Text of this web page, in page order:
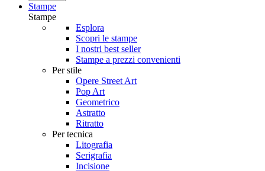
Stampe
Stampe
Esplora
Scopri le stampe
I nostri best seller
Stampe a prezzi convenienti
Per stile
Opere Street Art
Pop Art
Geometrico
Astratto
Ritratto
Per tecnica
Litografia
Serigrafia
Incisione